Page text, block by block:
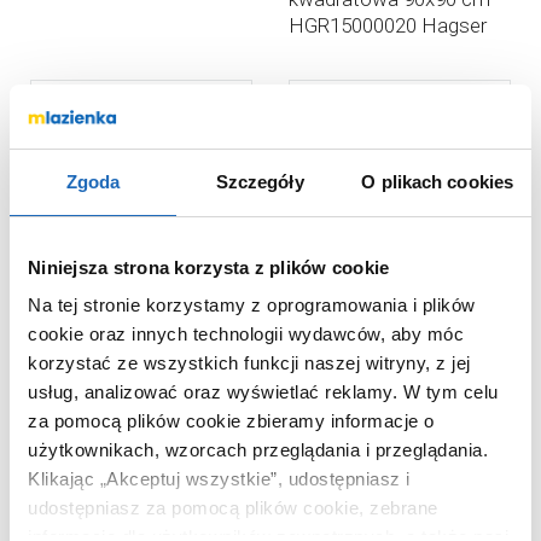
Zgoda Szczegóły O plikach cookies
Niniejsza strona korzysta z plików cookie
Na tej stronie korzystamy z oprogramowania i plików
cookie oraz innych technologii wydawców, aby móc
korzystać ze wszystkich funkcji naszej witryny, z jej
usług, analizować oraz wyświetlać reklamy. W tym celu
za pomocą plików cookie zbieramy informacje o
użytkownikach, wzorcach przeglądania i przeglądania.
Klikając „Akceptuj wszystkie”, udostępniasz i
udostępniasz za pomocą plików cookie, zebrane
HGR15000020 Hagser
2 425 zł
Kabina prysznicowa
1375030101R Radaway
Eos KDJ I
2 413,
Kabina prysznicowa
120x90 cm prostokątna
chrom połysk/szkło
przezroczyste S584089
Cersanit City